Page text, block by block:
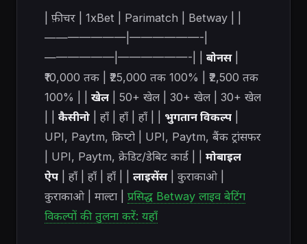
| फ़ीचर | 1xBet | Parimatch | Betway | |
———————|——————-|
——————|——————-| | बोनस|
₹10,000 तक | ₹25,000 तक 100% | ₹2,500 तक
100% | | खेल | 50+ खेल | 30+ खेल | 30+ खेल
कैसीनो | हाँ | हाँ | हाँ | | भुगतान विकल्प
UPI, Paytm, क्रिप्टो | UPI, Paytm, बैंक ट्रांसफर
| UPI, Paytm, क्रेडिट/डेबिट कार्ड | | मोबाइल
ऐप | हाँ | हाँ | हाँ | | लाइसेंस| कुराकाओ |
कुराकाओ | माल्टा | प्रसिद्ध Betway लाइव बेटिंग
विकल्पों की तुलना करें: यहाँ